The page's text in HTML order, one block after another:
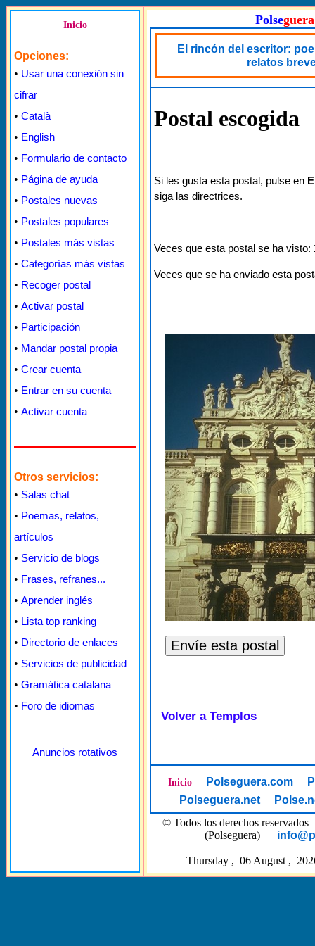
Inicio
Opciones:
• Usar una conexión sin
cifrar
• Català
• English
• Formulario de contacto
• Página de ayuda
• Postales nuevas
• Postales populares
• Postales más vistas
• Categorías más vistas
• Recoger postal
• Activar postal
• Participación
• Mandar postal propia
• Crear cuenta
• Entrar en su cuenta
• Activar cuenta
Otros servicios:
• Salas chat
• Poemas, relatos,
artículos
• Servicio de blogs
• Frases, refranes...
• Aprender inglés
• Lista top ranking
• Directorio de enlaces
• Servicios de publicidad
• Gramática catalana
• Foro de idiomas
Anuncios rotativos
Polseguera
El rincón del escritor:
relatos
Postal escogida
Si les gusta esta postal, pulse en
siga las directrices.
Veces que esta postal se ha visto:
Veces que se ha enviado esta
Volver a Templos
Inicio Polseguera.com
Polseguera.net
© Todos los derechos
(Polseguera)
Thursday , 06 August ,